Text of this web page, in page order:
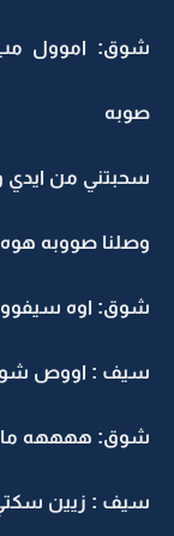
شوق: اموول مب
صوبه
سحبتني من ايدي
وصلنا صووبه
شوق: اوه
سيف : اووص شوي
شوق: ههههه
سيف : زيين